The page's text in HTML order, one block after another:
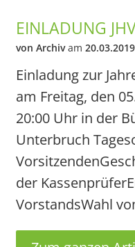
EINLADUNG
von Archivam
Einladung zur
am Freitag, den
20:00 Uhr in der
Unterbruch
der
VorstandsWahl